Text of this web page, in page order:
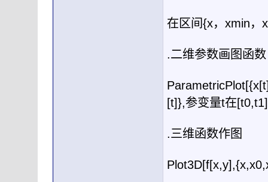
在区间 {x， xmin，
.二维参数画图函数
[t]},参变量t在[t0,t1]
.三维函数作图